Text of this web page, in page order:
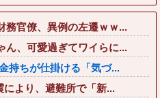
務官僚、異例の左遷ｗｗ...
ん、可愛過ぎてワイらに...
持ちが仕掛ける「気づ...
により、避難所で「新...